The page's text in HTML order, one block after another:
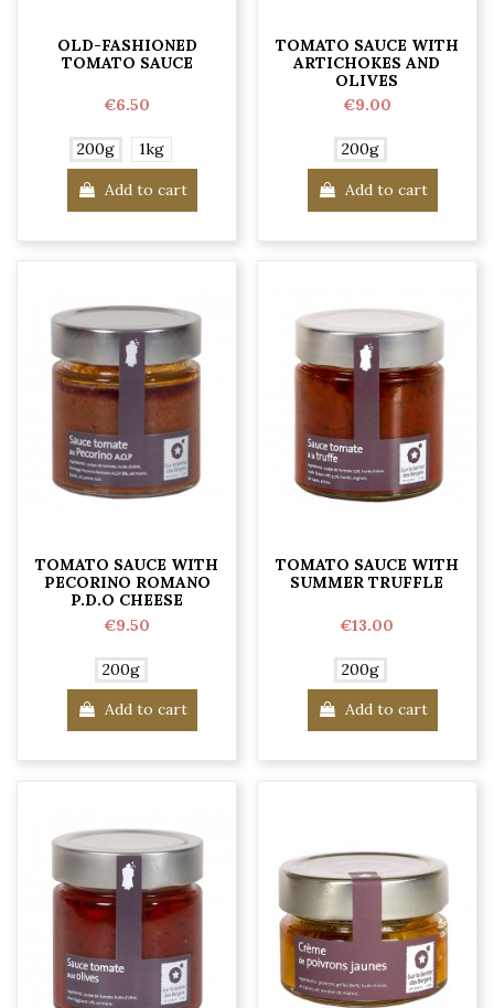
OLD-FASHIONED
TOMATO SAUCE
€6.50
200g 1kg
Add to cart
TOMATO SAUCE WITH
ARTICHOKES AND
OLIVES
€9.00
200g
Add to cart
TOMATO SAUCE WITH
PECORINO ROMANO
P.D.O CHEESE
€9.50
200g
Add to cart
TOMATO SAUCE WITH
SUMMER TRUFFLE
€13.00
200g
Add to cart